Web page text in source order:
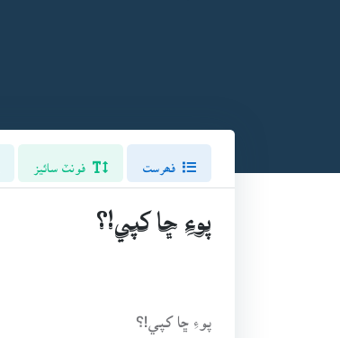
پوءِ ڇا کپي!؟
پوءِ ڇا کپي!؟